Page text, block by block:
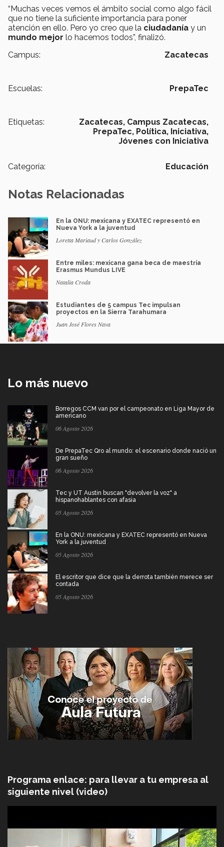
“Muchas veces vemos el ámbito social como algo fácil
que no tiene la suficiente importancia para poner
atención en ello. Pero yo creo que la ciudadanía y un
mundo mejor lo hacemos todos”, finalizó.
Campus:
Zacatecas
Escuelas: PrepaTec
Etiquetas: Zacatecas, Campus Zacatecas,
PrepaTec, Política, Iniciativa,
Jóvenes con Iniciativa
Categoría: Educación
Notas Relacionadas
En la ONU: mexicana y EXATEC representó en
Nueva York a la juventud
Loretta Mariaud y Carlos González
Entre miles: mexicana gana beca de maestría
Erasmus Mundus LIVE
Natalia Croda
Estudiantes de 5 campus Tec impulsan
proyectos en la Sierra Tarahumara
Juan José Flores Nava
Lo más nuevo
Borregos CCM van por el campeonato en Liga Mayor de
americano
06 Agosto 2026
De PrepaTec Qro al mundo: el escenario donde nació un
gran sueño
06 Agosto 2026
Tec y UT Austin buscan "devolver la voz" a
hispanohablantes con afasia
05 Agosto 2026
En la ONU: mexicana y EXATEC representó en Nueva
York a la juventud
05 Agosto 2026
El escritor que dice que la derrota también merece ser
contada
05 Agosto 2026
Programa enlace: para llevar a tu empresa al
siguiente nivel (video)